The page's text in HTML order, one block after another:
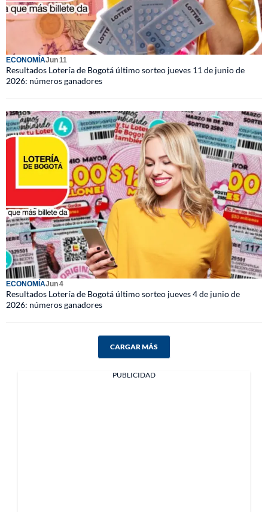
ECONOMÍAJun 11
Resultados Lotería de Bogotá último sorteo jueves 11 de junio de
2026: números ganadores
ECONOMÍAJun 4
Resultados Lotería de Bogotá último sorteo jueves 4 de junio de
2026: números ganadores
CARGAR MÁS
PUBLICIDAD